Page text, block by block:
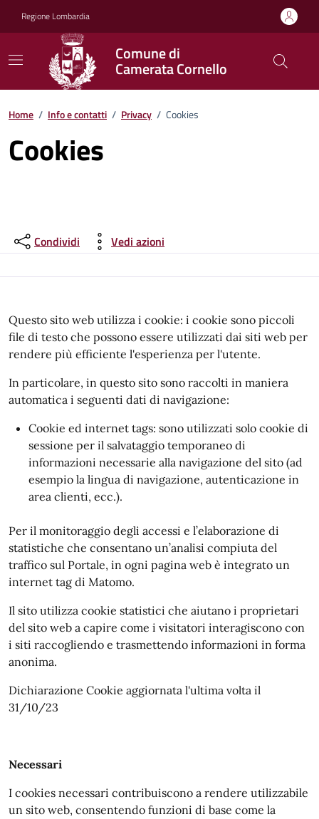
Regione Lombardia
Comune di
Camerata Cornello
Home / Info e contatti / Privacy / Cookies
Cookies
Condividi Vedi azioni
Questo sito web utilizza i cookie: i cookie sono piccoli
file di testo che possono essere utilizzati dai siti web per
rendere più efficiente l'esperienza per l'utente.
In particolare, in questo sito sono raccolti in maniera
automatica i seguenti dati di navigazione:
Cookie ed internet tags: sono utilizzati solo cookie di
sessione per il salvataggio temporaneo di
informazioni necessarie alla navigazione del sito (ad
esempio la lingua di navigazione, autenticazione in
area clienti, ecc.).
Per il monitoraggio degli accessi e l’elaborazione di
statistiche che consentano un’analisi compiuta del
traffico sul Portale, in ogni pagina web è integrato un
internet tag di Matomo.
Il sito utilizza cookie statistici che aiutano i proprietari
del sito web a capire come i visitatori interagiscono con
i siti raccogliendo e trasmettendo informazioni in forma
anonima.
Dichiarazione Cookie aggiornata l'ultima volta il
31/10/23
Necessari
I cookies necessari contribuiscono a rendere utilizzabile
un sito web, consentendo funzioni di base come la